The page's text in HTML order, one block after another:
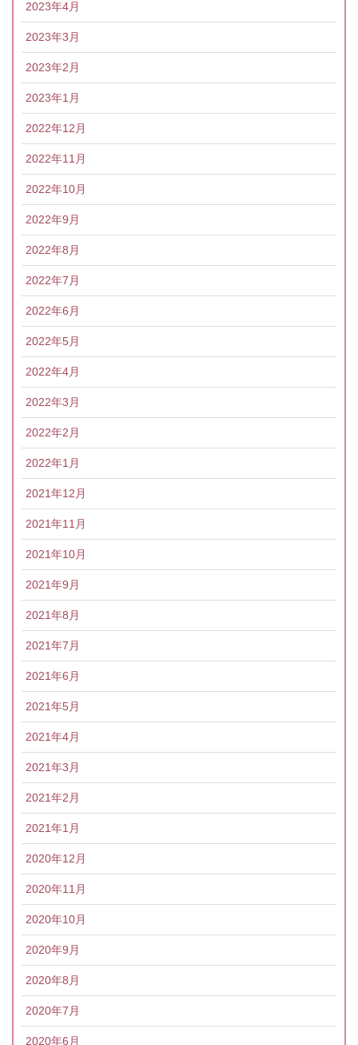
2023年4月
2023年3月
2023年2月
2023年1月
2022年12月
2022年11月
2022年10月
2022年9月
2022年8月
2022年7月
2022年6月
2022年5月
2022年4月
2022年3月
2022年2月
2022年1月
2021年12月
2021年11月
2021年10月
2021年9月
2021年8月
2021年7月
2021年6月
2021年5月
2021年4月
2021年3月
2021年2月
2021年1月
2020年12月
2020年11月
2020年10月
2020年9月
2020年8月
2020年7月
2020年6月